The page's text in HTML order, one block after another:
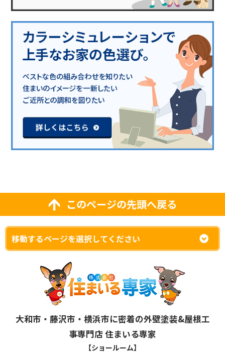
このページの先頭へ戻る
大和市・藤沢市・横浜市に密着の外壁塗装&屋根工
事専門店 住まいる専家
【ショールーム】